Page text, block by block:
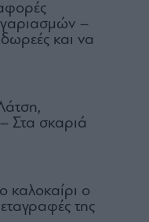
–
και να
Στα σκαριά
καλοκαίρι ο
της